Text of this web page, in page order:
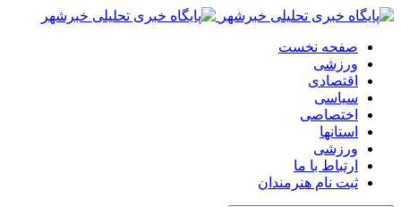
صفحه نخست
ورزشی
اقتصادی
سیاسی
اختصاصی
استانها
ورزشی
ارتباط با ما
ثبت نام هنرمندان